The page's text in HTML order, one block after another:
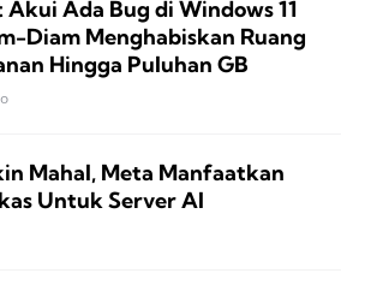
Ada Bug di Windows 11
Diam Menghabiskan Ruang
Hingga Puluhan GB
Mahal, Meta Manfaatkan
Untuk Server AI